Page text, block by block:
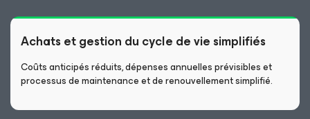
Achats et gestion du cycle de vie simplifiés
Coûts anticipés réduits, dépenses annuelles prévisibles et
processus de maintenance et de renouvellement simplifié.